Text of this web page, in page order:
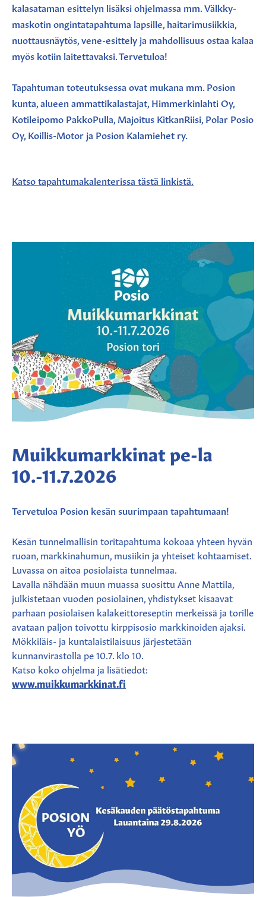
kalasataman esittelyn lisäksi ohjelmassa mm. Välkky-
maskotin ongintatapahtuma lapsille, haitarimusiikkia,
nuottausnäytös, vene-esittely ja mahdollisuus ostaa kalaa
myös kotiin laitettavaksi. Tervetuloa!
Tapahtuman toteutuksessa ovat mukana mm. Posion
kunta, alueen ammattikalastajat, Himmerkinlahti Oy,
Kotileipomo PakkoPulla, Majoitus KitkanRiisi, Polar Posio
Oy, Koillis-Motor ja Posion Kalamiehet ry.
Katso tapahtumakalenterissa tästä linkistä.
Muikkumarkkinat pe-la
10.-11.7.2026
Tervetuloa Posion kesän suurimpaan tapahtumaan!
Kesän tunnelmallisin toritapahtuma kokoaa yhteen hyvän
ruoan, markkinahumun, musiikin ja yhteiset kohtaamiset.
Luvassa on aitoa posiolaista tunnelmaa.
Lavalla nähdään muun muassa suosittu Anne Mattila,
julkistetaan vuoden posiolainen, yhdistykset kisaavat
parhaan posiolaisen kalakeittoreseptin merkeissä ja torille
avataan paljon toivottu kirppisosio markkinoiden ajaksi.
Mökkiläis- ja kuntalaistilaisuus järjestetään
kunnanvirastolla pe 10.7. klo 10.
Katso koko ohjelma ja lisätiedot:
www.muikkumarkkinat.fi